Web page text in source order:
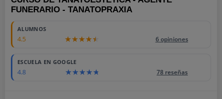
FUNERARIO - TANATOPRAXIA
ALUMNOS
4.5 6 opiniones
ESCUELA EN GOOGLE
4.8 78 reseñas